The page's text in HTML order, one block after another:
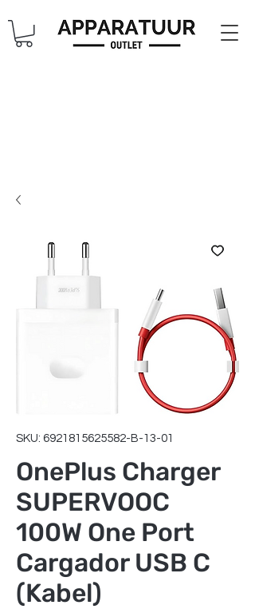
SKU: 6921815625582-B-13-01
OnePlus Charger
SUPERVOOC
100W One Port
Cargador USB C
(Kabel)